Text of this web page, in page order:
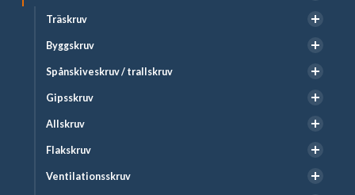
Träskruv
Byggskruv
Spånskiveskruv / trallskruv
Gipsskruv
Allskruv
Flakskruv
Ventilationsskruv